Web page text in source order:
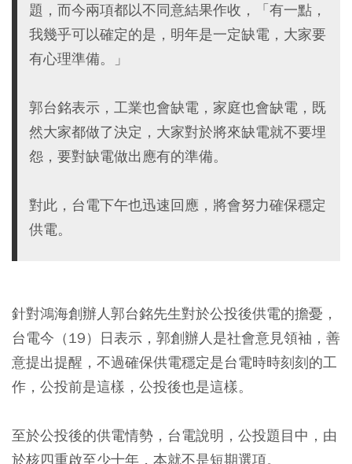
題，而今兩項都以不同意結果作收，「有一點，
我幾乎可以確定的是，明年是一定缺電，大家要
有心理準備。」
郭台銘表示，工業也會缺電，家庭也會缺電，既
然大家都做了決定，大家對於將來缺電就不要埋
怨，要對缺電做出應有的準備。
對此，台電下午也迅速回應，將會努力確保穩定
供電。
針對鴻海創辦人郭台銘先生對於公投後供電的擔憂，
台電今（19）日表示，郭創辦人是社會意見領袖，善
意提出提醒，不過確保供電穩定是台電時時刻刻的工
作，公投前是這樣，公投後也是這樣。
至於公投後的供電情勢，台電說明，公投題目中，由
於核四重啟至少十年，本就不是短期選項。